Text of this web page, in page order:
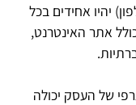
יהיו אחידים בכל
אתר האינטרנט,
של העסק יכולה